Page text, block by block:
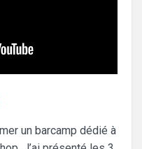
un barcamp dédié à